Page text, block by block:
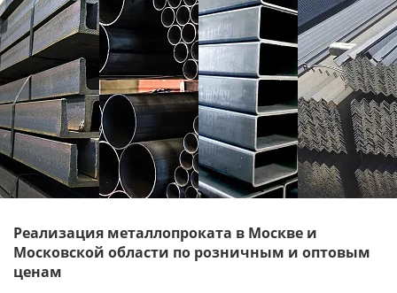
Реализация металлопроката в Москве и
Московской области по розничным и оптовым
ценам